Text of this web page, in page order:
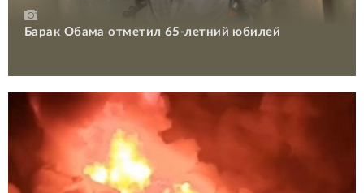
Барак Обама отметил 65-летний юбилей